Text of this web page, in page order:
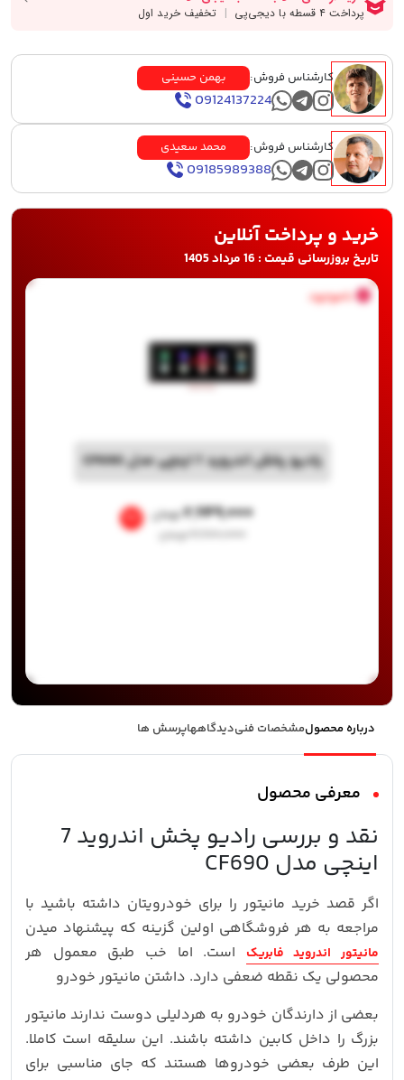
کارشناس فروش: بهمن حسینی
09124137224
کارشناس فروش: محمد سعیدی
09185989388
خرید و پرداخت آنلاین
تاریخ بروزرسانی قیمت : 16 مرداد 1405
ناموجود
رادیو پخش اندروید 7 اینچی مدل CF690
۲,۶۴۹,۰۰۰ تومان
تومان
%1
درباره محصولمشخصات فنیدیدگاههاپرسش ها
معرفی محصول
نقد و بررسی رادیو پخش اندروید 7
اینچی مدل CF690
اگر قصد خرید مانیتور را برای خودرویتان داشته باشید با
مراجعه به هر فروشگاهی اولین گزینه که پیشنهاد میدن
مانیتور اندروید فابریک
است. اما خب طبق معمول هر
محصولی یک نقطه ضعفی دارد. داشتن مانیتور خودرو
بعضی از دارندگان خودرو به هردلیلی دوست ندارند مانیتور
بزرگ را داخل کابین داشته باشند. این سلیقه است کاملا.
این طرف بعضی خودروها هستند که جای مناسبی برای